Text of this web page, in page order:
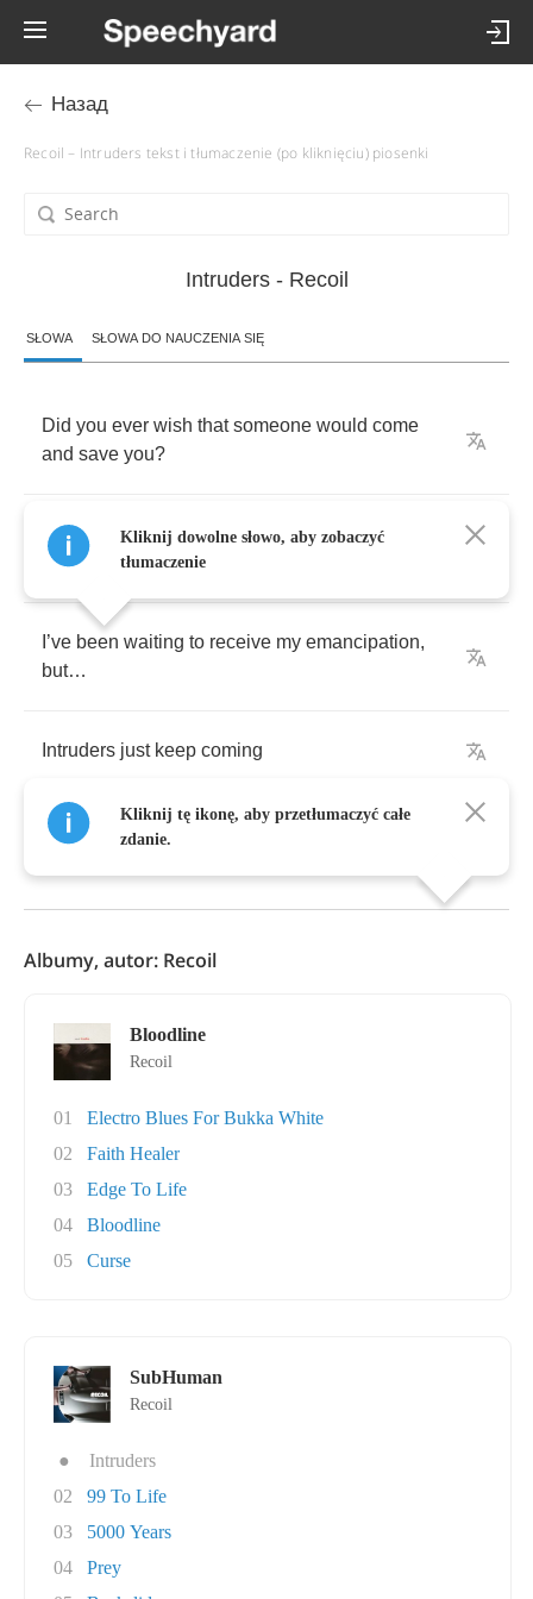
Назад
Recoil – Intruders tekst i tłumaczenie (po kliknięciu) piosenki
Intruders - Recoil
SŁOWA SŁOWA DO NAUCZENIA SIĘ
Did you ever wish that someone would come
and save you?
Did you ever wish that someone would come
through
for you?
’ve been waiting to receive my emancipation,
but…
Intruders just keep coming
Kliknij dowolne słowo, aby zobaczyć
tłumaczenie
Kliknij tę ikonę, aby przetłumaczyć całe
zdanie.
Albumy, autor: Recoil
Bloodline
Recoil
01
Electro Blues For Bukka White
02
Faith Healer
03
Edge To Life
04
Bloodline
05
Curse
SubHuman
Recoil
●
Intruders
02
99 To Life
03
5000 Years
04
Prey